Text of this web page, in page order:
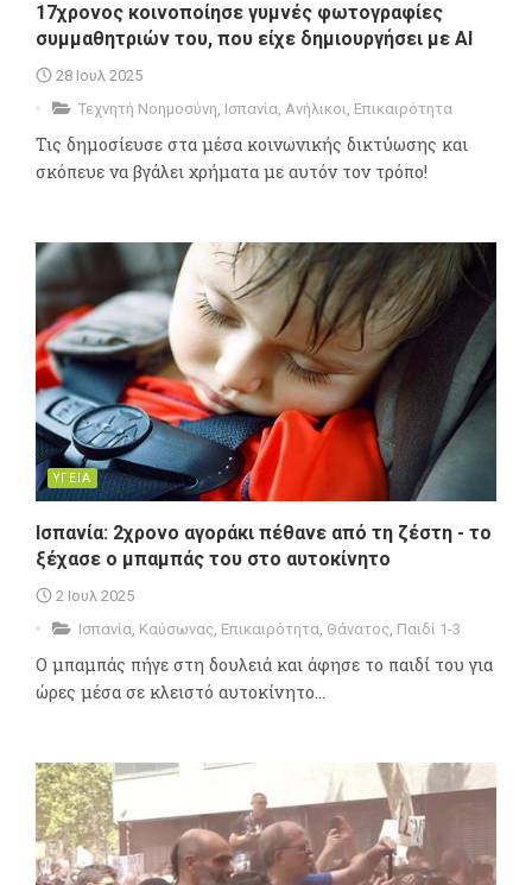
17χρονος κοινοποίησε γυμνές φωτογραφίες
συμμαθητριών του, που είχε δημιουργήσει με ΑΙ
28 Ιουλ 2025
Τεχνητή Νοημοσύνη, Ισπανία, Ανήλικοι, Επικαιρότητα
Τις δημοσίευσε στα μέσα κοινωνικής δικτύωσης και
σκόπευε να βγάλει χρήματα με αυτόν τον τρόπο!
ΥΓΕΙΑ
Ισπανία: 2χρονο αγοράκι πέθανε από τη ζέστη - το
ξέχασε ο μπαμπάς του στο αυτοκίνητο
2 Ιουλ 2025
Ισπανία, Καύσωνας, Επικαιρότητα, Θάνατος, Παιδί 1-3
Ο μπαμπάς πήγε στη δουλειά και άφησε το παιδί του για
ώρες μέσα σε κλειστό αυτοκίνητο...